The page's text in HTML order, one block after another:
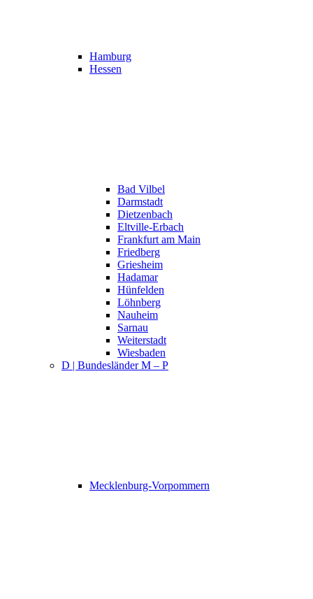
Hamburg
Hessen
Bad Vilbel
Darmstadt
Dietzenbach
Eltville-Erbach
Frankfurt am Main
Friedberg
Griesheim
Hadamar
Hünfelden
Löhnberg
Nauheim
Sarnau
Weiterstadt
Wiesbaden
D | Bundesländer M – P
Mecklenburg-Vorpommern